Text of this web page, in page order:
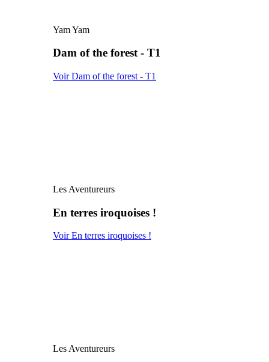
Yam Yam
Dam of the forest - T1
Voir Dam of the forest - T1
Les Aventureurs
En terres iroquoises !
Voir En terres iroquoises !
Les Aventureurs